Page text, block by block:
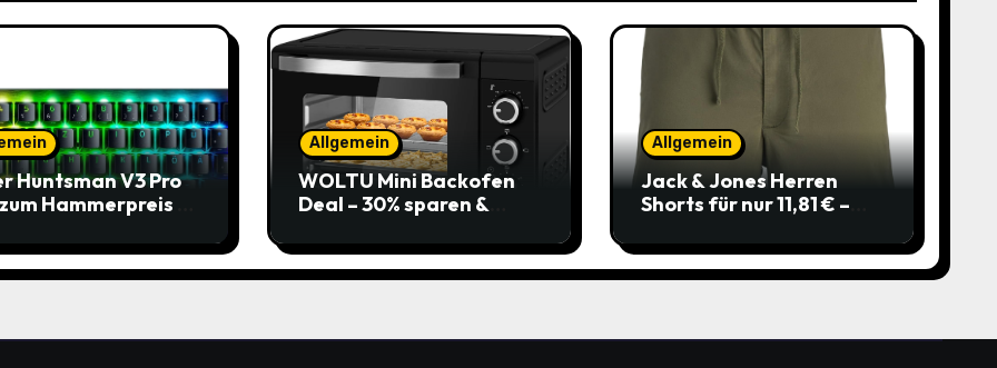
Huntsman V3 Pro
Hammerpreis –
Allgemein
WOLTU Mini Backofen
Deal – 30% sparen &
Allgemein
Jack & Jones Herren
Shorts für nur 11,81 € –